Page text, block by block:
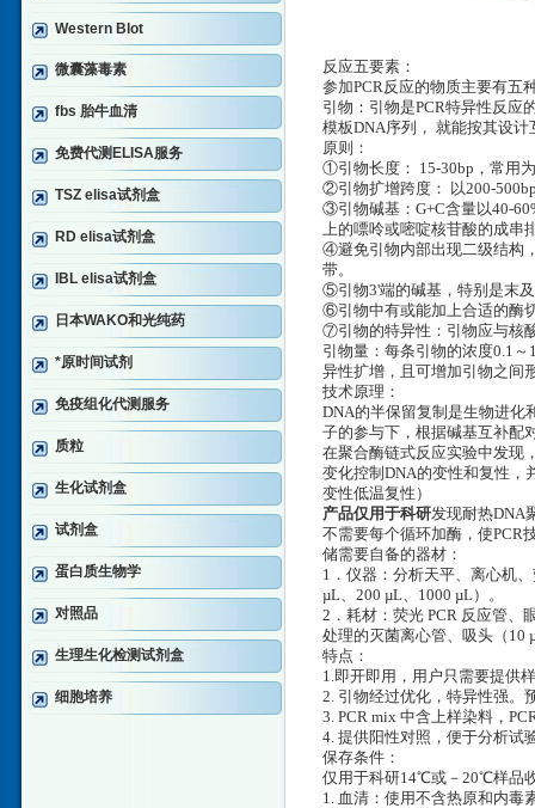
Western Blot
微囊藻毒素
fbs 胎牛血清
免费代测ELISA服务
TSZ elisa试剂盒
RD elisa试剂盒
IBL elisa试剂盒
日本WAKO和光纯药
*原时间试剂
免疫组化代测服务
质粒
生化试剂盒
试剂盒
蛋白质生物学
对照品
生理生化检测试剂盒
细胞培养
反应五要素：
参加PCR反应的物质主要有五
引物：引物是PCR特异性反应
模板DNA序列， 就能按其设
原则：
①引物长度： 15-30bp，常用
②引物扩增跨度： 以200-
③引物碱基：G+C含量以40-
上的嘌呤或嘧啶核苷酸的成串
④避免引物内部出现二级结构
带。
⑤引物3'端的碱基，特别是末
⑥引物中有或能加上合适的酶
⑦引物的特异性：引物应与核
引物量：每条引物的浓度0.1
异性扩增，且可增加引物之间
技术原理：
DNA的半保留复制是生物进化
子的参与下，根据碱基互补配
在聚合酶链式反应实验中发现
变化控制DNA的变性和复性，
变性低温复性）
产品仅用于科研发现耐热DNA
不需要每个循环加酶，使PCR
储需要自备的器材：
1．仪器：分析天平、离心机
µL、200 µL、1000 µL）。
2．耗材：荧光 PCR 反应管、
处理的灭菌离心管、吸头（10
特点：
1.即开即用，用户只需要提供
2. 引物经过优化，特异性强。
3. PCR mix 中含上样染料，
4. 提供阳性对照，便于分析试
保存条件：
仅用于科研14℃或－20℃样品
1. 血清：使用不含热原和内毒